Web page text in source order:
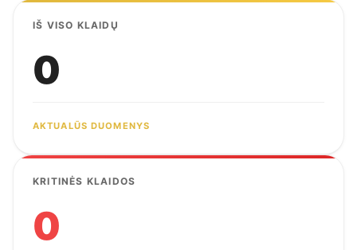
IŠ VISO KLAIDŲ
0
AKTUALŪS DUOMENYS
KRITINĖS KLAIDOS
0